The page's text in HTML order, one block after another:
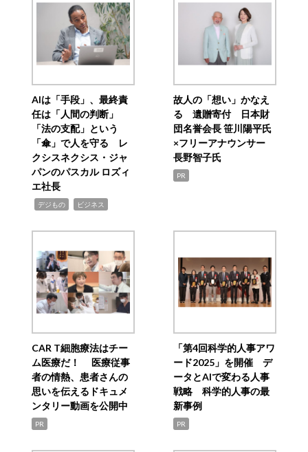
AIは「手段」、最終責
任は「人間の判断」
「法の支配」という
「傘」で人を守る レ
クシスネクシス・ジャ
パンのパスカル ロズィ
エ社長
デジもの ビジネス
故人の「想い」かなえ
る 遺贈寄付 日本財
団名誉会長 笹川陽平氏
×フリーアナウンサー
長野智子氏
PR
CAR T細胞療法はチー
ム医療だ！ 医療従事
者の情熱、患者さんの
思いを伝えるドキュメ
ンタリー動画を公開中
PR
「第4回科学的人事アワ
ード2025」を開催 デ
ータとAIで変わる人事
戦略 科学的人事の最
新事例
PR